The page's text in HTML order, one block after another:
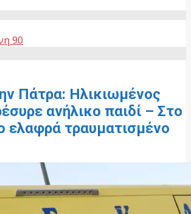
Πάτρα: Ηλικιωμένος
ανήλικο παιδί – Στο
ελαφρά τραυματισμένο